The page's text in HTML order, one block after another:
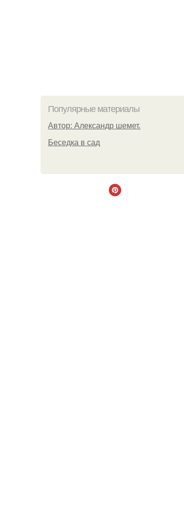
Популярные материалы
Автор: Александр шемет.
Беседка в сад